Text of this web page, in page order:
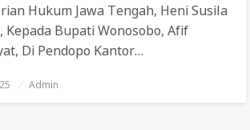
Hukum Jawa Tengah, Heni Susila
Kepada Bupati Wonosobo, Afif
Di Pendopo Kantor…
Admin